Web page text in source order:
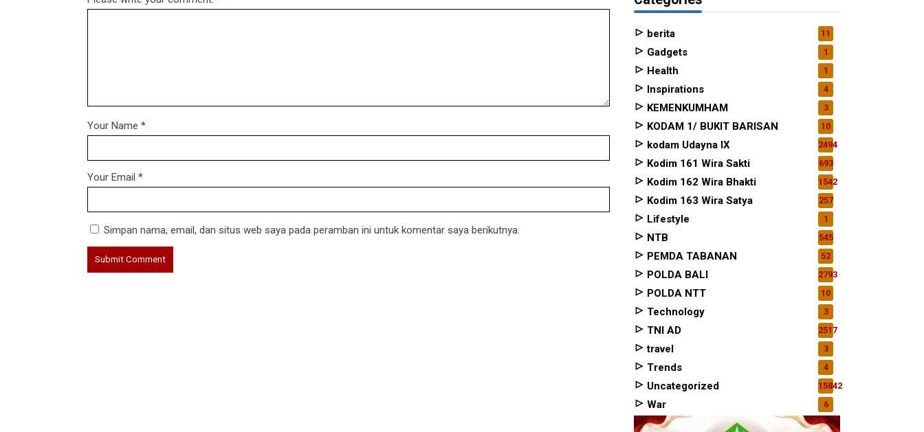
Your Name *
Your Email *
Simpan nama, email, dan situs web saya pada peramban ini untuk komentar saya berikutnya.
berita 11
Gadgets 1
Health 1
Inspirations 4
KEMENKUMHAM 3
KODAM 1/ BUKIT BARISAN 10
kodam Udayna IX 2494
Kodim 161 Wira Sakti 693
Kodim 162 Wira Bhakti 1542
Kodim 163 Wira Satya 257
Lifestyle 1
NTB 545
PEMDA TABANAN 52
POLDA BALI 2793
POLDA NTT 10
Technology 3
TNI AD 2517
travel 3
Trends 4
Uncategorized 15842
War 6